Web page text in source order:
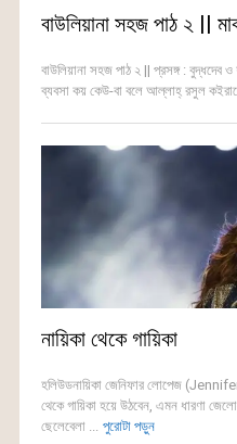
বাউলিয়ানা সহজ পাঠ ২ ||
বাউলিয়ানা সহজ পাঠ ২ || প্রসঙ্গ : বুদ্ধদেব
ব্যবসা কয় কেউ-বা বলে আল্লাহ্ রসুল
নায়িকা থেকে গায়িকা
হলিউডনায়িকা জেনিফার লোপেজ
থেকে গায়িকা হয়ে উঠবেন, এমন ধারণা
ছেলেবেলা ... পুরোটা পড়ুন